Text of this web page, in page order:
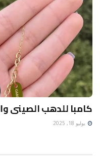
كامبا للدهب الصينى
يوليو 18, 2025